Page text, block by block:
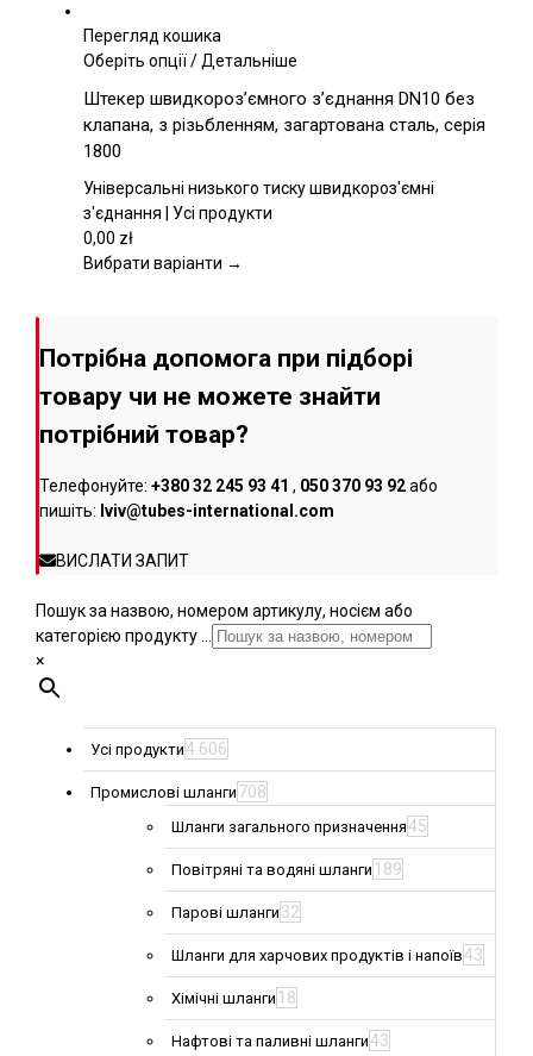
товару
Перегляд кошика
Оберіть опціїЦей
має
кілька
Параметри
можна
на
/Детальніше
Штекер швидкороз’ємного з’єднання DN10 без
клапана, з різьбленням, загартована сталь, серія
1800
Універсальні низького тиску швидкороз'ємні
з'єднання | Усі продукти
0,00 zł
Вибрати варіанти →
Потрібна допомога при підборі
товару чи не можете знайти
потрібний товар?
Телефонуйте: +380 32 245 93 41 , 050 370 93 92або
пишіть: lviv@tubes-international.com
ВИСЛАТИ ЗАПИТ
Пошук за назвою, номером артикулу, носієм або
категорією продукту ...
×
Усі продукти4 606
Промислові шланги 708
Шланги загального призначення45
Повітряні та водяні шланги 189
Парові шланги 32
Шланги для харчових продуктів і напоїв43
Хімічні шланги 18
Нафтові та паливні шланги43